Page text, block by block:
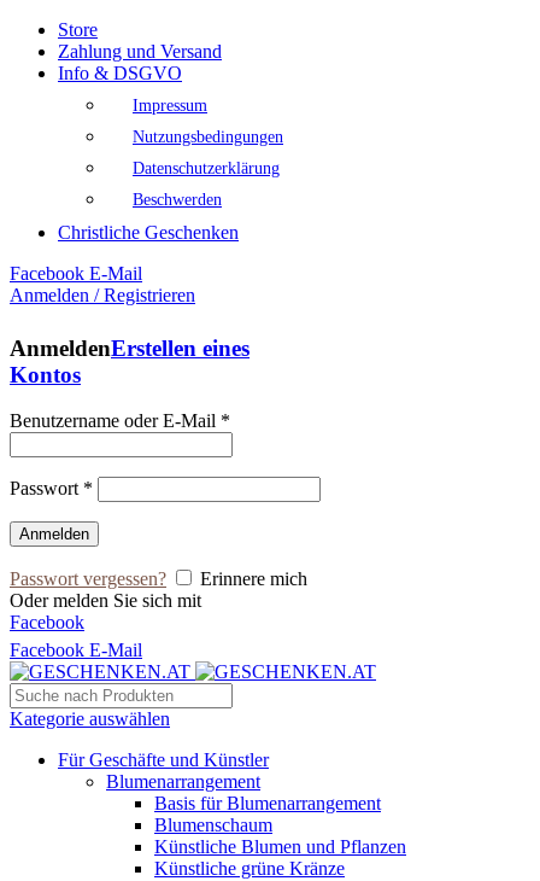
Store
Zahlung und Versand
Info & DSGVO
Impressum
Nutzungsbedingungen
Datenschutzerklärung
Beschwerden
Christliche Geschenken
Facebook E-Mail
Anmelden / Registrieren
AnmeldenErstellen eines
Kontos
Benutzername oder E-Mail *
Passwort *
Anmelden
Passwort vergessen?
Erinnere mich
Oder melden Sie sich mit
Facebook
Facebook E-Mail
Kategorie auswählen
Für Geschäfte und Künstler
Blumenarrangement
Basis für Blumenarrangement
Blumenschaum
Künstliche Blumen und Pflanzen
Künstliche grüne Kränze